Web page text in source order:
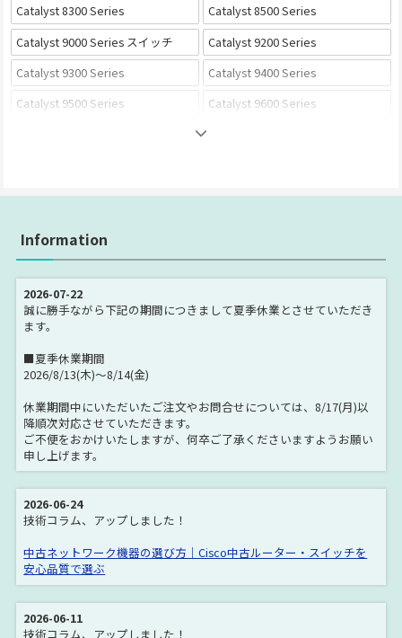
Catalyst 8300 Series
Catalyst 8500 Series
Catalyst 9000 Series スイッチ
Catalyst 9200 Series
Catalyst 9300 Series
Catalyst 9400 Series
Catalyst 9500 Series
Catalyst 9600 Series
Catalyst 9100 Series
Catalyst 9800 Series
Cisco ISR 800 Series
Cisco ISR1800 Series
Cisco ISR1900 Series
Cisco ISR2900 Series
Cisco ISR3800 Series
Cisco ISR3900 Series
Cisco ISR800M Series
Cisco ISR 900 Series
Cisco 7200 Series
Cisco 7300 Series
Cisco 7600 Series
Catalyst 2960 Series
Catalyst 2960LAN Lite
Catalyst 2960LAN Base
Catalyst 2960-SF Series
Catalyst 2970 Series
Information
2026-07-22
誠に勝手ながら下記の期間につきまして夏季休業とさせていただき
ます。
■夏季休業期間
2026/8/13(木)～8/14(金)
休業期間中にいただいたご注文やお問合せについては、8/17(月)以
降順次対応させていただきます。
ご不便をおかけいたしますが、何卒ご了承くださいますようお願い
申し上げます。
2026-06-24
技術コラム、アップしました！
中古ネットワーク機器の選び方｜Cisco中古ルーター・スイッチを
安心品質で選ぶ
2026-06-11
技術コラム、アップしました！